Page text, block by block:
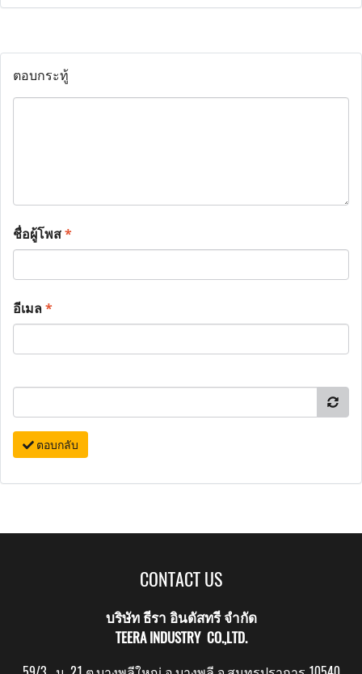
ตอบกระทู้
ชื่อผู้โพส*
อีเมล*
ตอบกลับ
CONTACT US
บริษัท ธีรา อินดัสทรี จำกัด
TEERA INDUSTRY CO.,LTD.